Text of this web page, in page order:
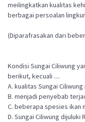
meilingkatkan kualitas
berbagai persoalan
(Diparafrasakan dari
Kondisi Sungai Ciliwung
berikut, kecuali ....
A. kualitas Sungai
B. menjadi penyebab
C. beberapa spesies ikan
D. Sungai Ciliwung dijuluki